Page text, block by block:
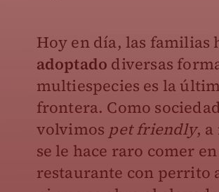
Hoy en día, las familias
adoptado diversas
multiespecies es la
frontera. Como
volvimos pet friendly, a
se le hace raro comer
restaurante con perrito